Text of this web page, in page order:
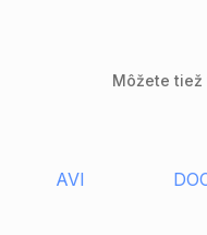
Môžete tiež
AVI